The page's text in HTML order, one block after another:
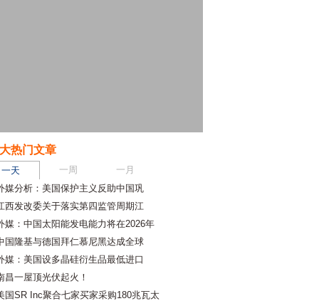
热门文章
一天 一周
一月
媒分析：美国保护主义反助中国巩
西发改委关于落实第四监管周期江
媒：中国太阳能发电能力将在2026年
国隆基与德国拜仁慕尼黑达成全球
媒：美国设多晶硅衍生品最低进口
昌一屋顶光伏起火！
国SR Inc聚合七家买家采购180兆瓦太